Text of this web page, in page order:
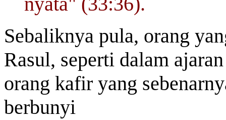
Sebaliknya pula, orang
Rasul, seperti dalam
orang kafir yang
berbunyi